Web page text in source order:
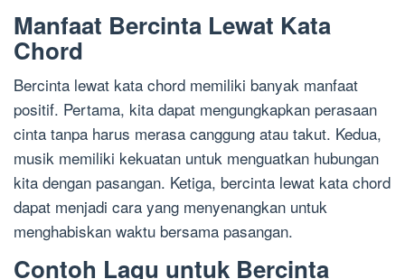
Manfaat Bercinta Lewat Kata
Chord
Bercinta lewat kata chord memiliki banyak manfaat
positif. Pertama, kita dapat mengungkapkan perasaan
cinta tanpa harus merasa canggung atau takut. Kedua,
musik memiliki kekuatan untuk menguatkan hubungan
kita dengan pasangan. Ketiga, bercinta lewat kata chord
dapat menjadi cara yang menyenangkan untuk
menghabiskan waktu bersama pasangan.
Contoh Lagu untuk Bercinta